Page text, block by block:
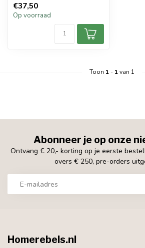
€37,50
Op voorraad
Toon 1- 1van 1
Abonneer je op onze
Ontvang € 20,- korting op je eerste
overs € 250, pre-orders
Homerebels.nl